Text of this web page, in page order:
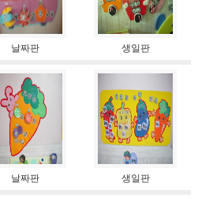
날짜판 생일판
날짜판 생일판